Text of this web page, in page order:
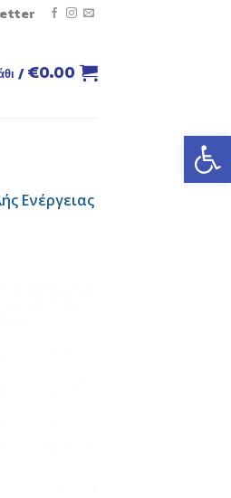
/ €0.00
Ενέργειας